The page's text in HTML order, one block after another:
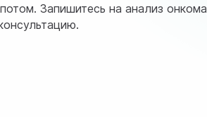
Запишитесь на анализ